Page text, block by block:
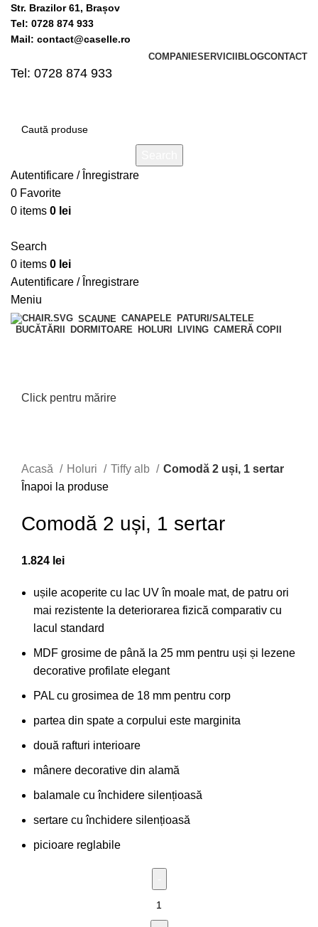
Str. Brazilor 61, Brașov
Tel: 0728 874 933
Mail: contact@caselle.ro
COMPANIESERVICII BLOGCONTACT
Tel: 0728 874 933
Autentificare / Înregistrare
0 Favorite
0 items 0 lei
Search
0 items 0 lei
Autentificare / Înregistrare
Meniu
SCAUNE CANAPELE PATURI/SALTELE
BUCĂTĂRII
DORMITOARE HOLURI LIVING CAMERĂ COPII
Click pentru mărire
Acasă Holuri Tiffy alb
Comodă 2 uși, 1 sertar
Înapoi la produse
Comodă 2 uși, 1 sertar
1.824 lei
ușile acoperite cu lac UV în moale mat, de patru ori
mai rezistente la deteriorarea fizică comparativ cu
lacul standard
MDF grosime de până la 25 mm pentru uși și lezene
decorative profilate elegant
PAL cu grosimea de 18 mm pentru corp
partea din spate a corpului este marginita
două rafturi interioare
mânere decorative din alamă
balamale cu închidere silențioasă
sertare cu închidere silențioasă
picioare reglabile